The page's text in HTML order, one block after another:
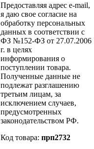
Предоставляя адрес e-mail,
я даю свое согласие на
обработку персональных
данных в соответствии с
ФЗ №152-ФЗ от 27.07.2006
г. в целях
информирования о
поступлении товара.
Полученные данные не
подлежат разглашению
третьим лицам, за
исключением случаев,
предусмотренных
законодательством РФ.
Код товара: прп2732